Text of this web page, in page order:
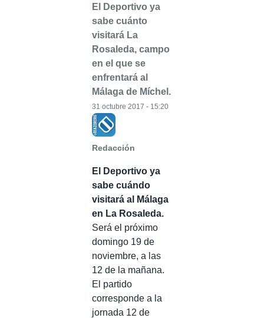
El Deportivo ya
sabe cuánto
visitará La
Rosaleda, campo
en el que se
enfrentará al
Málaga de Míchel.
Redacción
31 octubre 2017 - 15:20
El Deportivo ya
sabe cuándo
visitará al Málaga
en La Rosaleda.
Será el próximo
domingo 19 de
noviembre, a las
12 de la mañana.
El partido
corresponde a la
jornada 12 de